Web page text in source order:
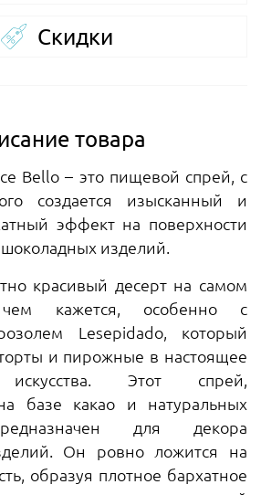
Скидки
товара
Bello – это пищевой спрей, с
создается изысканный и
эффект на поверхности
изделий.
красивый десерт на самом
кажется, особенно с
Lesepidado, который
и пирожные в настоящее
искусства. Этот спрей,
базе какао и натуральных
для декора
Он ровно ложится на
образуя плотное бархатное